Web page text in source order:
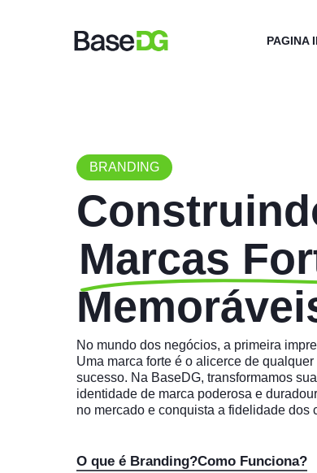
PAGINA
BRANDING
Marcas
No mundo dos negócios, a primeira
Uma marca forte é o alicerce de qualquer
sucesso. Na BaseDG, transformamos sua
identidade de marca poderosa e
no mercado e conquista a fidelidade dos
O que é Branding?Como Funciona?